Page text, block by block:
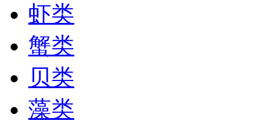
虾类
蟹类
贝类
藻类